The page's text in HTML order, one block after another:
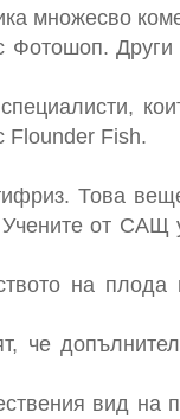
множесво
Фотошоп. Други
Flounder Fish.
Това
от САЩ
на
че
вид на